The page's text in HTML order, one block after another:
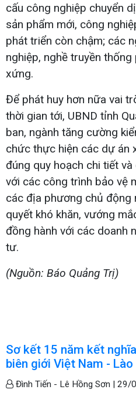
cấu công nghiệp chuyển
sản phẩm mới, công
phát triển còn chậm; các
nghiệp, nghề truyền
xứng.
Để phát huy hơn nữa vai
thời gian tới, UBND tỉnh
ban, ngành tăng cường
chức thực hiện các dự án
đúng quy hoạch chi tiết
với các công trình bảo vệ
các địa phương chủ động
quyết khó khăn, vướng
đồng hành với các doanh
tư.
(Nguồn: Báo Quảng Trị)
Sơ kết 15 năm kết
biên giới Việt Nam - Lào
Đình Tiến - Lê Hồng Sơn | 29/